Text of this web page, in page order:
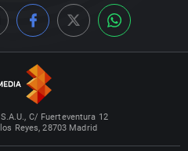
C/ Fuerteventura 12
Reyes, 28703 Madrid